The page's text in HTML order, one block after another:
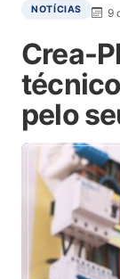
NOTÍCIAS 9
Crea-
pelo